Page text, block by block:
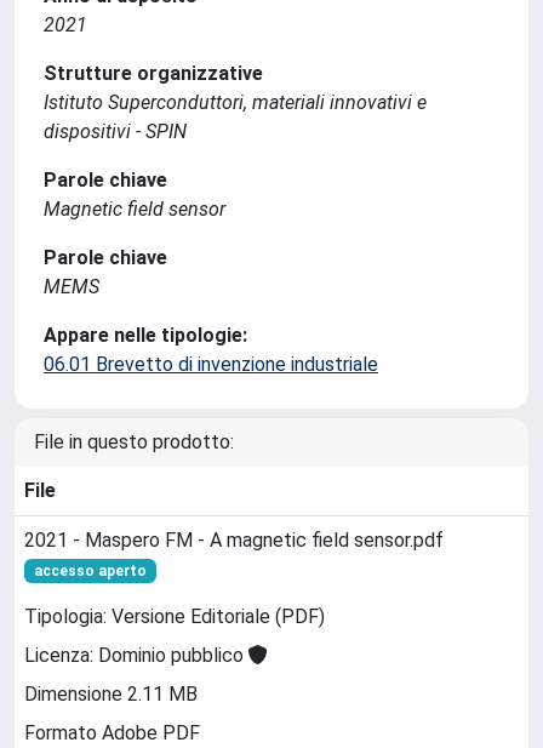
2021
Strutture organizzative
Istituto Superconduttori, materiali innovativi e
dispositivi - SPIN
Parole chiave
Magnetic field sensor
Parole chiave
MEMS
Appare nelle tipologie:
06.01 Brevetto di invenzione industriale
File in questo prodotto:
File
2021 - Maspero FM - A magnetic field sensor.pdf
accesso aperto
Tipologia: Versione Editoriale (PDF)
Licenza: Dominio pubblico
Dimensione 2.11 MB
Formato Adobe PDF